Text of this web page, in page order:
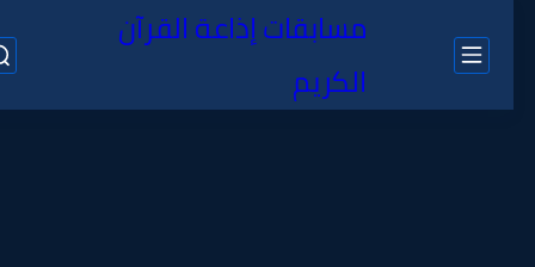
مسابقات إذاعة القرآن
الكريم